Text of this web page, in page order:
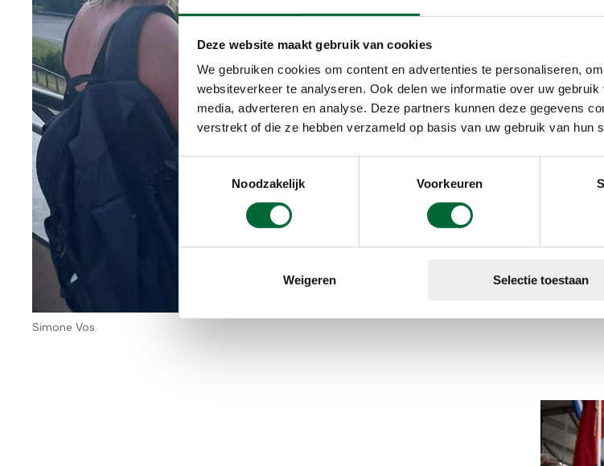
Deze website maakt gebruik van cookies
We gebruiken cookies om content en advertenties te personaliseren,
websiteverkeer te analyseren. Ook delen we informatie over uw
media, adverteren en analyse. Deze partners kunnen deze gegevens
verstrekt of die ze hebben verzameld op basis van uw gebruik van hun
Noodzakelijk
Voorkeuren
Weigeren Selectie toestaan
Simone Vos.